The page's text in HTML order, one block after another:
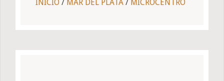
INICIO / MAR DEL PLATA / MICROCENTRO